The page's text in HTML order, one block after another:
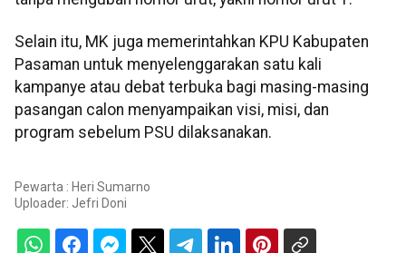
Selain itu, MK juga memerintahkan KPU Kabupaten
Pasaman untuk menyelenggarakan satu kali
kampanye atau debat terbuka bagi masing-masing
pasangan calon menyampaikan visi, misi, dan
program sebelum PSU dilaksanakan.
Pewarta : Heri Sumarno
Uploader: Jefri Doni